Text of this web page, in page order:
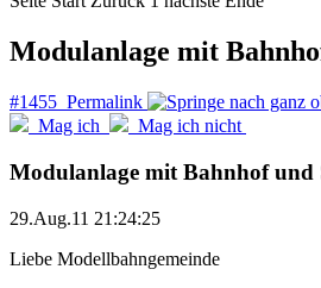
Modulanlage mit
#1455 Permalink
Mag ich
Mag ich nicht
Modulanlage mit Bahnhof und
29.Aug.11 21:24:25
Liebe Modellbahngemeinde